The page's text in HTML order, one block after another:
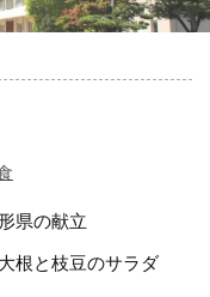
県の献立
根と枝豆のサラダ